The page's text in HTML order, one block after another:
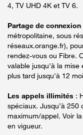
4, TV UHD 4K et TV 6.
Partage de connexion
métropolitaine, sous
réseaux.orange.fr),
rendez-vous ou Fibre.
valable jusqu'à la mise
plus tard jusqu'à 12
Les appels illimités :
spéciaux. Jusqu’à
maximum/appel. Voir
en vigueur.